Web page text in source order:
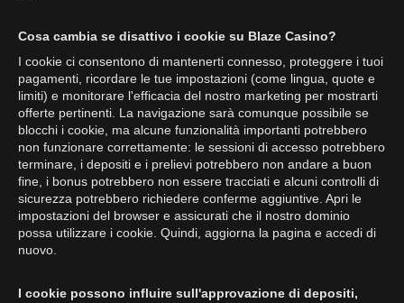
Cosa cambia se disattivo i cookie su Blaze Casino?
I cookie ci consentono di mantenerti connesso, proteggere i tuoi
pagamenti, ricordare le tue impostazioni (come lingua, quote e
limiti) e monitorare l'efficacia del nostro marketing per mostrarti
offerte pertinenti. La navigazione sarà comunque possibile se
blocchi i cookie, ma alcune funzionalità importanti potrebbero
non funzionare correttamente: le sessioni di accesso potrebbero
terminare, i depositi e i prelievi potrebbero non andare a buon
fine, i bonus potrebbero non essere tracciati e alcuni controlli di
sicurezza potrebbero richiedere conferme aggiuntive. Apri le
impostazioni del browser e assicurati che il nostro dominio
possa utilizzare i cookie. Quindi, aggiorna la pagina e accedi di
nuovo.
I cookie possono influire sull'approvazione di depositi,